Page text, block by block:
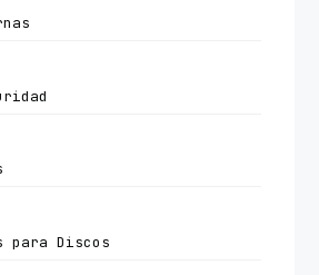
para Discos